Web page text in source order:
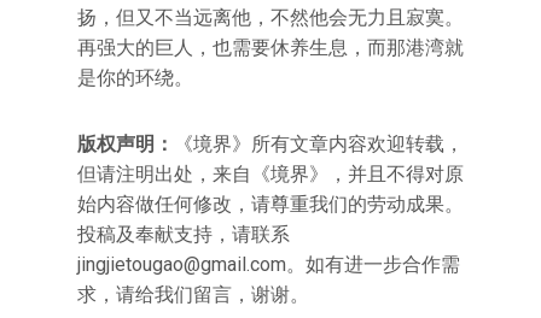
扬，但又不当远离他，不然他会无力且寂寞。
再强大的巨人，也需要休养生息，而那港湾就
是你的环绕。
版权声明：
《境界》所有文章内容欢迎转载，
但请注明出处，来自《境界》，并且不得对原
始内容做任何修改，请尊重我们的劳动成果。
投稿及奉献支持，请联系
jingjietougao@gmail.com。如有进一步合作需
求，请给我们留言，谢谢。